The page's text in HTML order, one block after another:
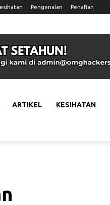
Pengenalan Penafian
ARTIKEL KESIHATAN